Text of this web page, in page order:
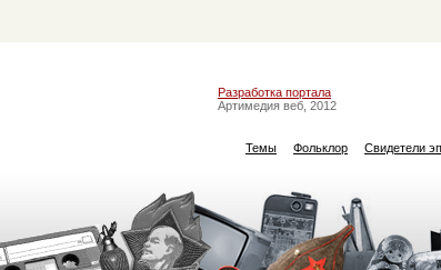
Разработка портала
Артимедия веб, 2012
Темы Фольклор Свидетели